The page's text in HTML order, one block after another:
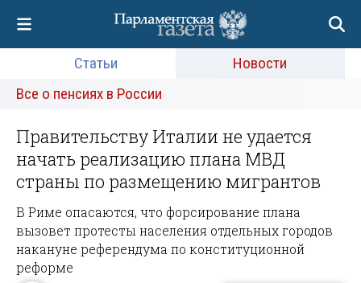
Статьи
Новости
Все о пенсиях в России
Правительству Италии не удается
начать реализацию плана МВД
страны по размещению мигрантов
В Риме опасаются, что форсирование плана
вызовет протесты населения отдельных городов
накануне референдума по конституционной
реформе